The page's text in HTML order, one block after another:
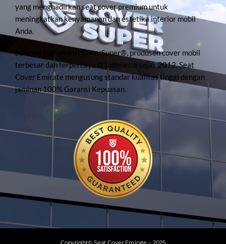
yang menghadirkan seat cover premium untuk
meningkatkan kenyamanan dan estetika interior mobil
Anda.
Sebagai bagian dari CoverSuper®, produsen cover mobil
terbesar dan terpercaya di Indonesia sejak 2012, Seat
Cover Emirate mengusung standar kualitas tinggi dengan
jaminan 100% Garansi Kepuasan.
Copyright© Seat Cover Emirate – 2025